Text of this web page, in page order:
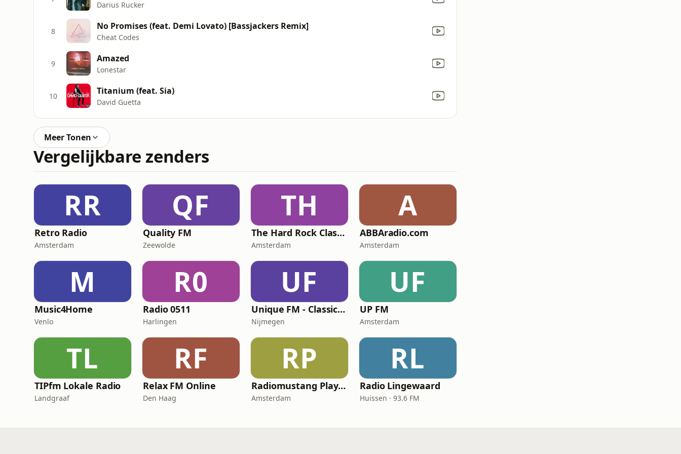
Darius Rucker
8 No Promises (feat. Demi Lovato) [Bassjackers Remix]
Cheat Codes
9 Amazed
Lonestar
10 Titanium (feat. Sia)
David Guetta
Meer Tonen
Vergelijkbare zenders
RR
Retro Radio
Amsterdam
QF
Quality FM
Zeewolde
TH
The Hard Rock Classic Rock Stream Of Radio Highway Pirates
Amsterdam
A
ABBAradio.com
Amsterdam
M
Music4Home
Venlo
R0
Radio 0511
Harlingen
UF
Unique FM - Classic Rock
Nijmegen
UF
UP FM
Amsterdam
TL
TIPfm Lokale Radio
Landgraaf
RF
Relax FM Online
Den Haag
RP
Radiomustang Playback
Amsterdam
RL
Radio Lingewaard
Huissen · 93.6 FM